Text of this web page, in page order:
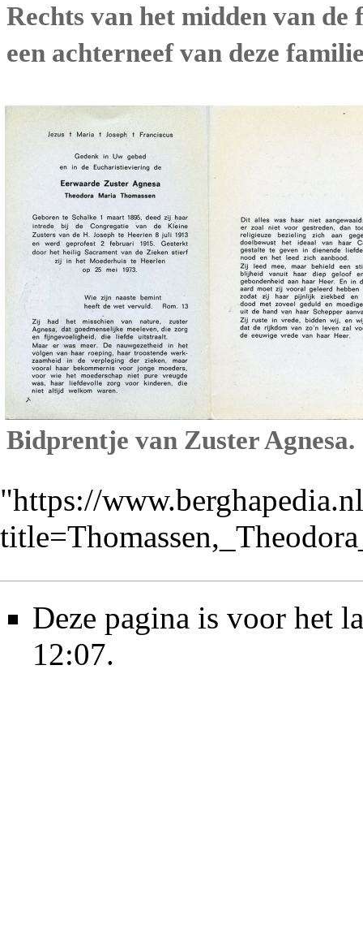
Rechts van het midden van
een achterneef van deze
Bidprentje van Zuster Agnesa.
"https://
Deze pagina is voor het
12:07.